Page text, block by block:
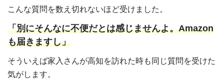
こんな質問を数え切れないほど受けました。
「別にそんなに不便だとは感じませんよ。Amazon
も届きますし」
そういえば家入さんが高知を訪れた時も同じ質問を受けた
気がします。